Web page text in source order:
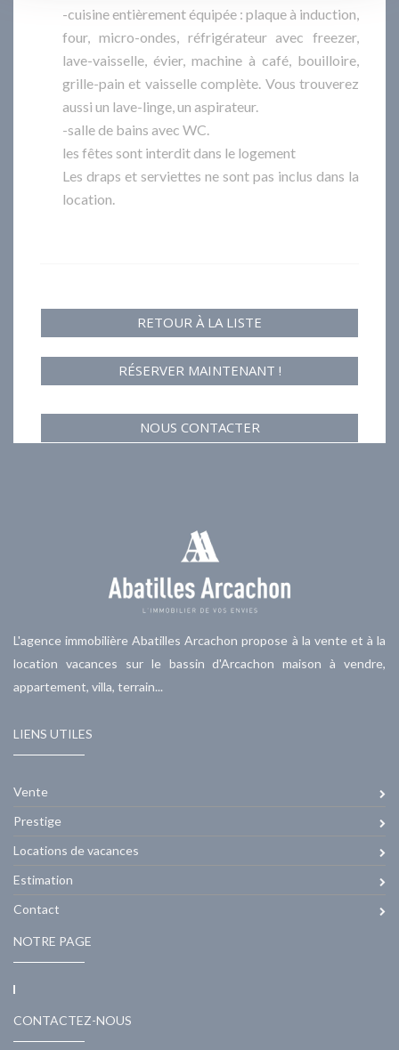
-cuisine entièrement équipée : plaque à induction,
four, micro-ondes, réfrigérateur avec freezer,
lave-vaisselle, évier, machine à café, bouilloire,
grille-pain et vaisselle complète. Vous trouverez
aussi un lave-linge, un aspirateur.
-salle de bains avec WC.
les fêtes sont interdit dans le logement
Les draps et serviettes ne sont pas inclus dans la
location.
RETOUR À LA LISTE
RÉSERVER MAINTENANT !
NOUS CONTACTER
L'agence immobilière Abatilles Arcachon propose à la vente et à la
location vacances sur le bassin d'Arcachon maison à vendre,
appartement, villa, terrain...
LIENS UTILES
Vente
Prestige
Locations de vacances
Estimation
Contact
NOTRE PAGE
CONTACTEZ-NOUS